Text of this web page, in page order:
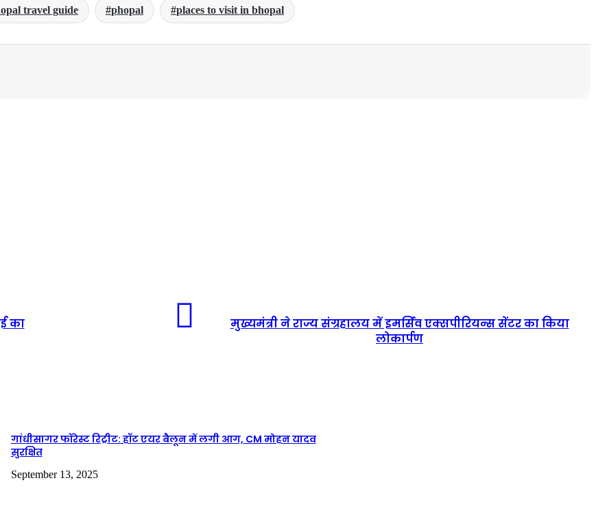
travel guide phopal places to visit in bhopal
का
मुख्यमंत्री ने राज्य संग्रहालय में इमर्सिव एक्सपीरियन्स सेंटर का किया
लोकार्पण
गांधीसागर फॉरेस्ट रिट्रीट: हॉट एयर बैलून में लगी आग, CM मोहन यादव
सुरक्षित
September 13, 2025